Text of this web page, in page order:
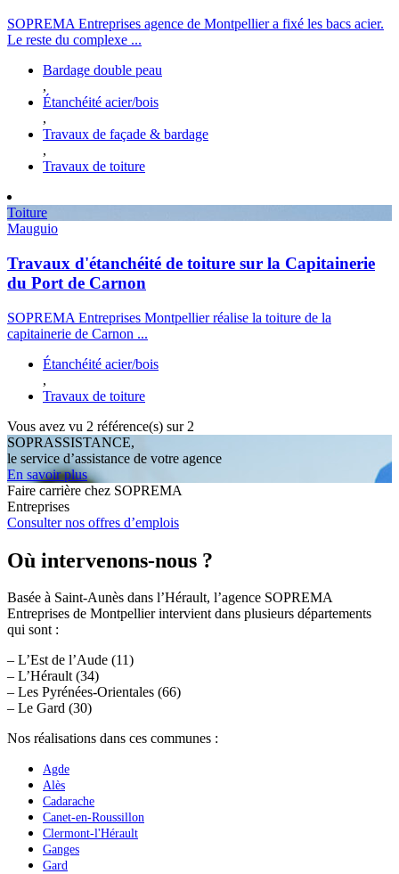
SOPREMA Entreprises agence de Montpellier a fixé les bacs acier.
Le reste du complexe ...
Bardage double peau
,
Étanchéité acier/bois
,
Travaux de façade & bardage
,
Travaux de toiture
Toiture
Mauguio
Travaux d'étanchéité de toiture sur la Capitainerie
du Port de Carnon
SOPREMA Entreprises Montpellier réalise la toiture de la
capitainerie de Carnon ...
Étanchéité acier/bois
,
Travaux de toiture
Vous avez vu 2 référence(s) sur 2
SOPRASSISTANCE,
le service d’assistance de votre agence
En savoir plus
Faire carrière chez SOPREMA
Entreprises
Consulter nos offres d’emplois
Où intervenons-nous ?
Basée à Saint-Aunès dans l’Hérault, l’agence SOPREMA
Entreprises de Montpellier intervient dans plusieurs départements
qui sont :
– L’Est de l’Aude (11)
– L’Hérault (34)
– Les Pyrénées-Orientales (66)
– Le Gard (30)
Nos réalisations dans ces communes :
Agde
Alès
Cadarache
Canet-en-Roussillon
Clermont-l'Hérault
Ganges
Gard